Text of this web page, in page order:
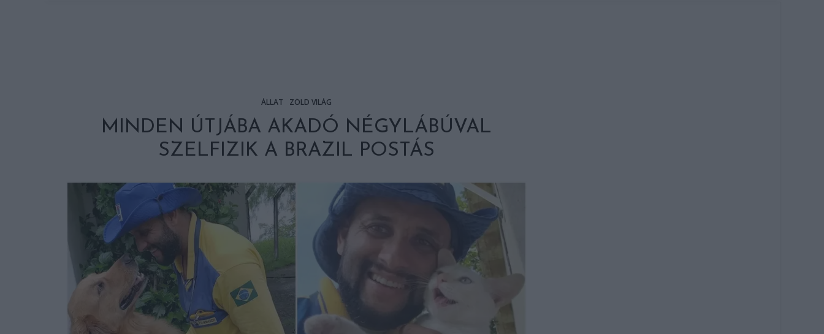
ÁLLAT ZÖLD VILÁG
MINDEN ÚTJÁBA AKADÓ NÉGYLÁBÚVAL
SZELFIZIK A BRAZIL POSTÁS